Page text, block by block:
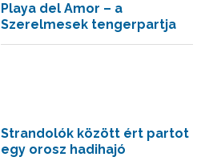
Playa del Amor – a
Szerelmesek tengerpartja
Strandolók között ért partot
egy orosz hadihajó